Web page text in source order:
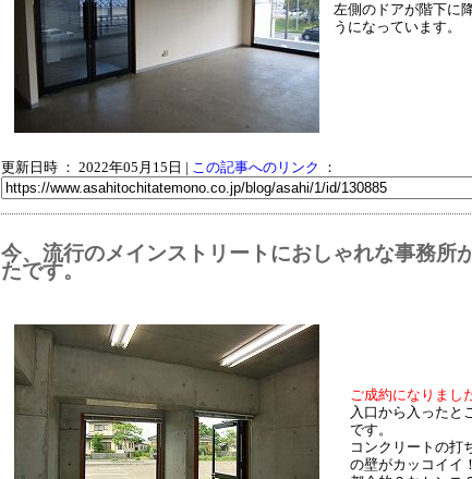
左側のドアが階下に
うになっています。
更新日時 ： 2022年05月15日 この記事へのリンク ：
今、流行のメインストリートにおしゃれな事務所
たです。
ご成約になりまし
入口から入ったと
です。
コンクリートの打
の壁がカッコイイ！